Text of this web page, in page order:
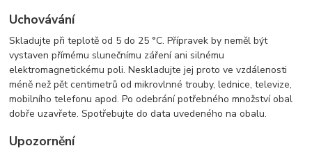
Uchovávání
Skladujte při teplotě od 5 do 25 °C. Přípravek by neměl být
vystaven přímému slunečnímu záření ani silnému
elektromagnetickému poli. Neskladujte jej proto ve vzdálenosti
méně než pět centimetrů od mikrovlnné trouby, lednice, televize,
mobilního telefonu apod. Po odebrání potřebného množství obal
dobře uzavřete. Spotřebujte do data uvedeného na obalu.
Upozornění